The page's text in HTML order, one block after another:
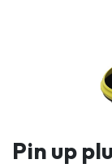
Pin up